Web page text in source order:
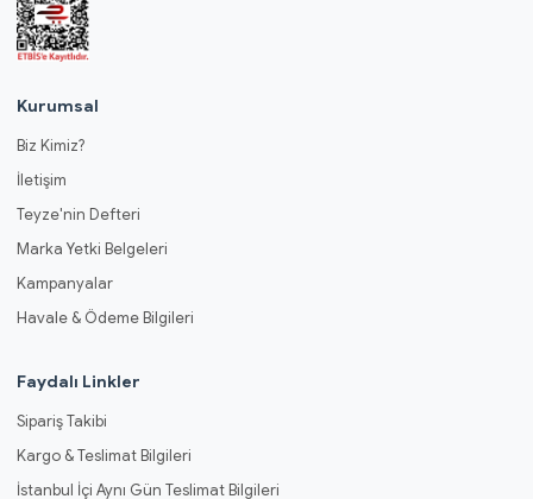
Kurumsal
Biz Kimiz?
İletişim
Teyze'nin Defteri
Marka Yetki Belgeleri
Kampanyalar
Havale & Ödeme Bilgileri
Faydalı Linkler
Sipariş Takibi
Kargo & Teslimat Bilgileri
İstanbul İçi Aynı Gün Teslimat Bilgileri